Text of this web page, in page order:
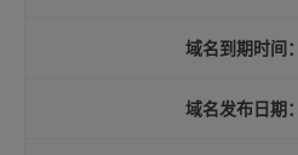
域名到期时间：
域名发布日期：